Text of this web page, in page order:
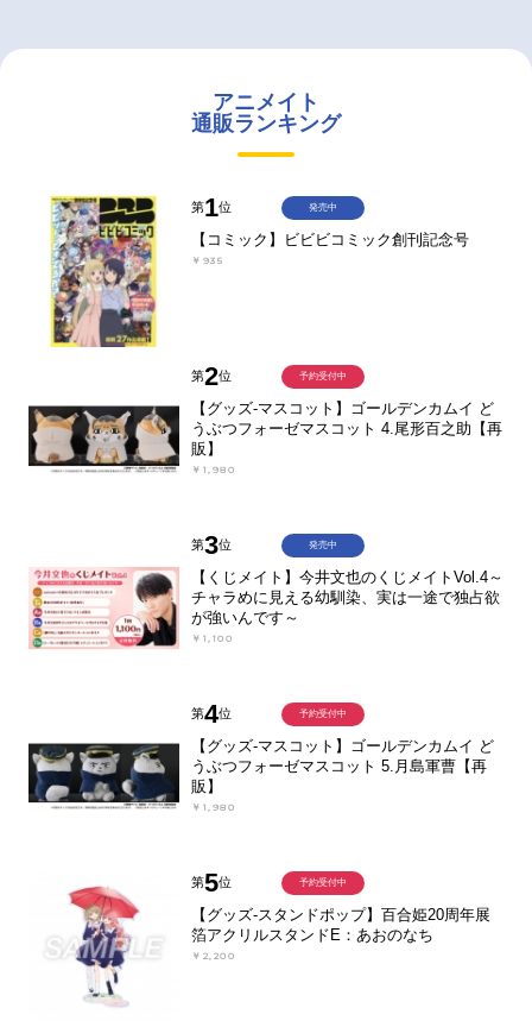
アニメイト
通販ランキング
第1位
【コミック】ビビビコミック創刊記念号
￥935
発売中
第2位
【グッズ-マスコット】ゴールデンカムイ ど
うぶつフォーゼマスコット 4.尾形百之助【再
販】
￥1,980
予約受付中
第3位
【くじメイト】今井文也のくじメイトVol.4～
チャラめに見える幼馴染、実は一途で独占欲
が強いんです～
￥1,100
発売中
第4位
【グッズ-マスコット】ゴールデンカムイ ど
うぶつフォーゼマスコット 5.月島軍曹【再
販】
￥1,980
予約受付中
第5位
【グッズ-スタンドポップ】百合姫20周年展
箔アクリルスタンドE：あおのなち
￥2,200
予約受付中